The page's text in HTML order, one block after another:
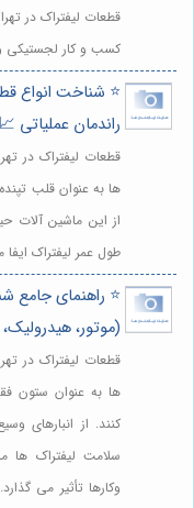
قطعات لیفتراک در
کسب و کار لجستیکی
⭐️ شناخت انواع
راندمان عملیاتی 📈
قطعات لیفتراک در
ها به عنوان قلب
از این ماشین آلات
طول عمر لیفتراک
⭐️ راهنمای جامع
(موتور،
قطعات لیفتراک در
ها به عنوان ستون
کنند. از انبارهای
سلامت لیفتراک ها
وکارها تأثیر می